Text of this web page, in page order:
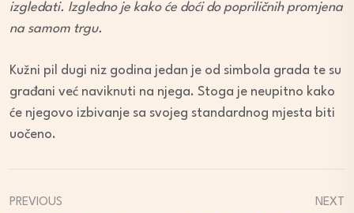
izgledati. Izgledno je kako će doći do popriličnih promjena
na samom trgu.
Kužni pil dugi niz godina jedan je od simbola grada te su
građani već naviknuti na njega. Stoga je neupitno kako
će njegovo izbivanje sa svojeg standardnog mjesta biti
uočeno.
PREVIOUS
NEXT